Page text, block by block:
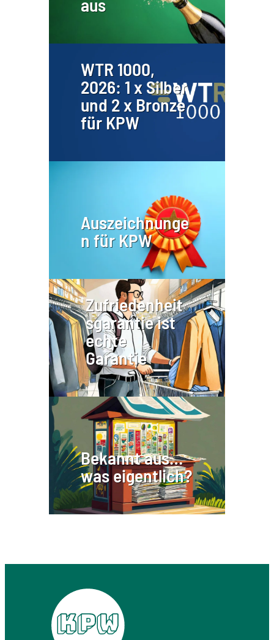
aus
WTR 1000,
2026: 1 x Silber
und 2 x Bronze
für KPW
Auszeichnunge
n für KPW
Zufriedenheit
sgarantie ist
echte
Garantie
Bekannt aus…
was eigentlich?